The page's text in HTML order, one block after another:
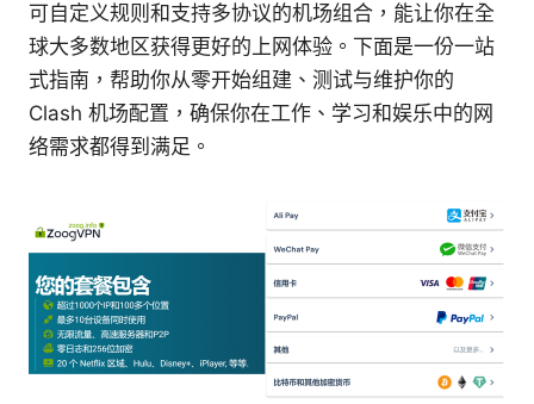
可自定义规则和支持多协议的机场组合，能让你在全
球大多数地区获得更好的上网体验。下面是一份一站
式指南，帮助你从零开始组建、测试与维护你的
Clash 机场配置，确保你在工作、学习和娱乐中的网
络需求都得到满足。